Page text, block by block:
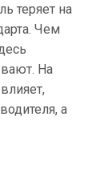
теряет на
Чем
На
а